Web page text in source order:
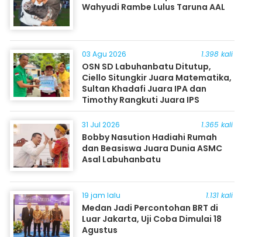
Wahyudi Rambe Lulus Taruna AAL
03 Agu 2026 1.398 kali
OSN SD Labuhanbatu Ditutup,
Ciello Situngkir Juara Matematika,
Sultan Khadafi Juara IPA dan
Timothy Rangkuti Juara IPS
31 Jul 2026 1.365 kali
Bobby Nasution Hadiahi Rumah
dan Beasiswa Juara Dunia ASMC
Asal Labuhanbatu
19 jam lalu 1.131 kali
Medan Jadi Percontohan BRT di
Luar Jakarta, Uji Coba Dimulai 18
Agustus